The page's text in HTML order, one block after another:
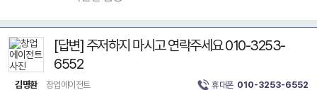
[답변] 주저하지 마시고 연락주세요 010-3253-
6552
김명환 창업에이전트 휴대폰 010-3253-6552